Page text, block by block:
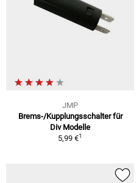
JMP
Brems-/Kupplungsschalter für
Div Modelle
5,99 €1